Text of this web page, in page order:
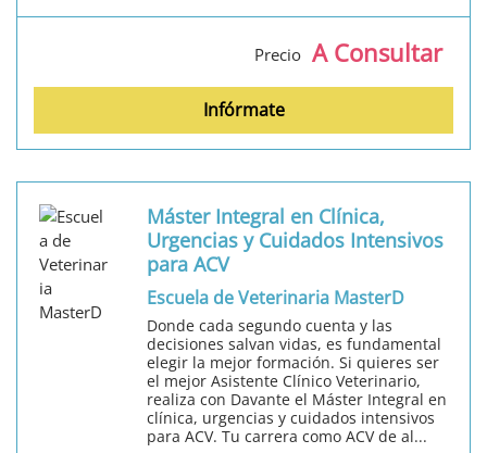
Precio A Consultar
Infórmate
Máster Integral en Clínica,
Urgencias y Cuidados Intensivos
para ACV
Escuela de Veterinaria MasterD
Donde cada segundo cuenta y las
decisiones salvan vidas, es fundamental
elegir la mejor formación. Si quieres ser
el mejor Asistente Clínico Veterinario,
realiza con Davante el Máster Integral en
clínica, urgencias y cuidados intensivos
para ACV. Tu carrera como ACV de al...